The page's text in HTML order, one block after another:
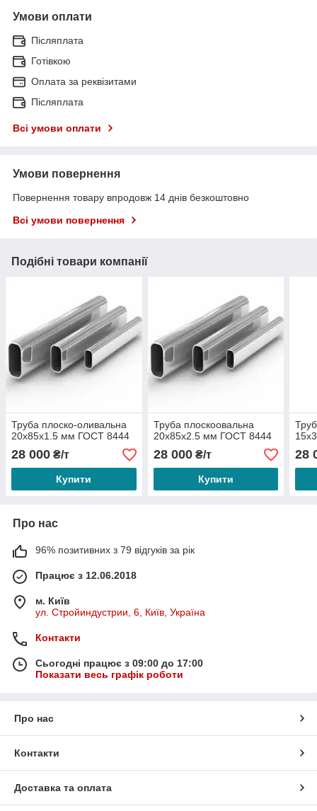
Умови оплати
Післяплата
Готівкою
Оплата за реквізитами
Післяплата
Всі умови оплати
Умови повернення
Повернення товару впродовж 14 днів безкоштовно
Всі умови повернення
Подібні товари компанії
Труба плоско-оливальна
20х85х1.5 мм ГОСТ 8444
28 000 ₴/т
Купити
Труба плоскоовальна
20х85х2.5 мм ГОСТ 8444
28 000₴/т
Купити
28
Про нас
96% позитивних з 79 відгуків за рік
Працює з 12.06.2018
м. Київ
ул. Стройиндустрии, 6, Київ, Україна
Контакти
Сьогодні працює з 09:00 до 17:00
Показати весь графік роботи
Про нас
Контакти
Доставка та оплата